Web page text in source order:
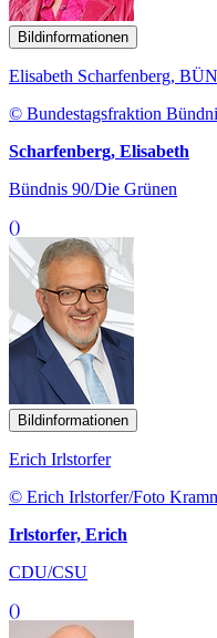
Bildinformationen
Elisabeth Scharfenberg,
© Bundestagsfraktion
Scharfenberg, Elisabeth
Bündnis 90/Die Grünen
()
Bildinformationen
Erich Irlstorfer
© Erich Irlstorfer/Foto
Irlstorfer, Erich
CDU/CSU
()